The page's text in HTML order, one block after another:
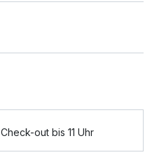
p.P. ab450,00 €
Check-out bis 11 Uhr